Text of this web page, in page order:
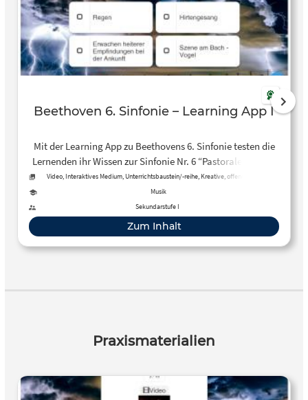
Beethoven 6. Sinfonie – Learning App I
Mit der Learning App zu Beethovens 6. Sinfonie testen die
Lernenden ihr Wissen zur Sinfonie Nr. 6 “Pastorale”, indem
sie zu ausgewählten Musikbeispielen aus der Sinfonie –
eingespielt vom hr-Sinfonieorchester – die jeweils
dazugehörige Naturdarstellung zuordnen.
Video, Interaktives Medium, Unterrichtsbaustein/-reihe, Kreative, offene Aktivität
Musik
Sekundarstufe I
Zum Inhalt
Praxismaterialien